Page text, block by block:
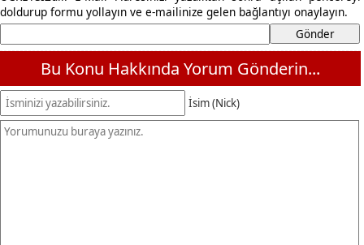
doldurup formu yollayın ve e-mailinize gelen bağlantıyı onaylayın.
Bu Konu Hakkında Yorum Gönderin...
İsim (Nick)